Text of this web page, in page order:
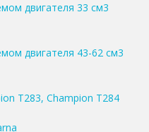
двигателя 33 см3
двигателя 43-62 см3
T283, Champion T284